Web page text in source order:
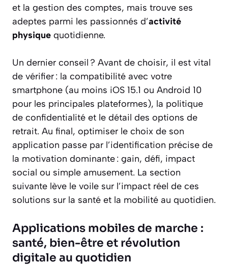
et la gestion des comptes, mais trouve ses
adeptes parmi les passionnés d’activité
physique quotidienne.
Un dernier conseil ? Avant de choisir, il est vital
de vérifier : la compatibilité avec votre
smartphone (au moins iOS 15.1 ou Android 10
pour les principales plateformes), la politique
de confidentialité et le détail des options de
retrait. Au final, optimiser le choix de son
application passe par l’identification précise de
la motivation dominante : gain, défi, impact
social ou simple amusement. La section
suivante lève le voile sur l’impact réel de ces
solutions sur la santé et la mobilité au quotidien.
Applications mobiles de marche :
santé, bien-être et révolution
digitale au quotidien